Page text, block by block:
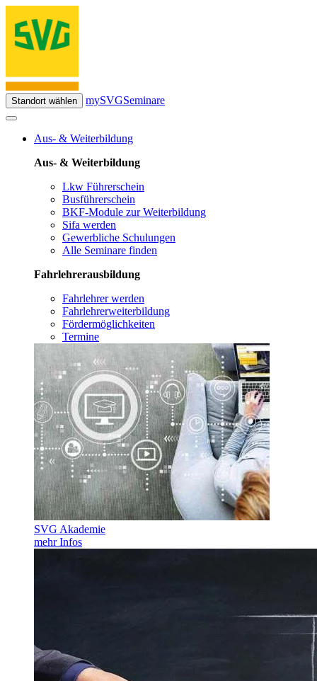
Standort wählen mySVGSeminare
Aus- & Weiterbildung
Aus- & Weiterbildung
Lkw Führerschein
Busführerschein
BKF-Module zur Weiterbildung
Sifa werden
Gewerbliche Schulungen
Alle Seminare finden
Fahrlehrerausbildung
Fahrlehrer werden
Fahrlehrerweiterbildung
Fördermöglichkeiten
Termine
SVG Akademie
mehr Infos